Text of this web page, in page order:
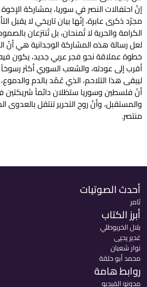
إنّ احتفالات النصر في سوريا، بمشاركة
مجرّد ذكرى عابرة، إنّها بيان تاريخي لا يقبل
الكرامة والحرية لا تُمنحان، بل تُنتزعان
لعل رسالة هذه المشاركة الوجدانية هي أنّ
خطوة عملاقة نحو فجر عربي جديد، يكون
أقرب إلى عودته، والشعب السوري أكثر
ليبقى هذا التلاحم، الذي عُمّد بالدم
أنّ فلسطين وسوريا ستظلان دائماً شريكتين
والمستقبل، وأنّ روح التحرير تنتقل بالعدوى
منتصر.
أحدث الصوتيات
ثامر
أبرز الكتاب
بلال الخربوطلي
غدير يحيى
نوار شعبان
محمد أبو حلقة
روابط هامة
مدونو الفيديو